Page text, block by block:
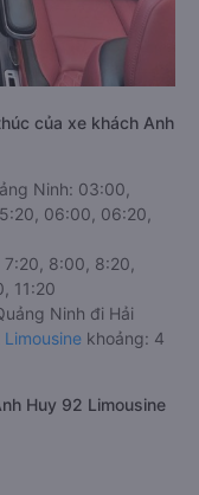
của xe khách Anh
Ninh: 03:00,
06:00, 06:20,
8:00, 8:20,
11:20
Ninh đi Hải
khoảng: 4
Huy 92 Limousine